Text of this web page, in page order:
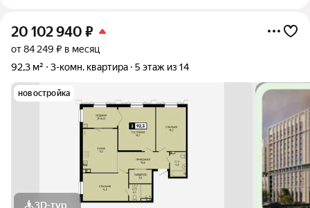
20 102 940 ₽
от 84 249 ₽ в месяц
92,3 м²
3-комн. квартира 5 этаж из 14
новостройка
3D-тур